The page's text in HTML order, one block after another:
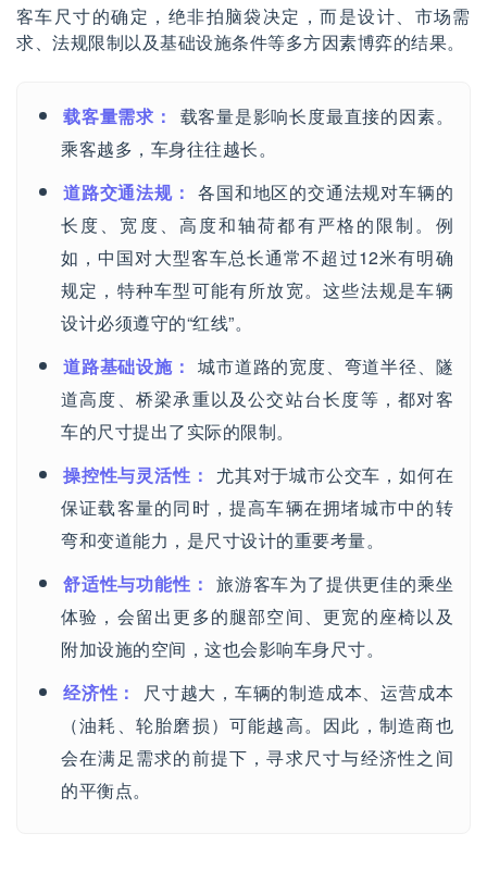
客车尺寸的确定，绝非拍脑袋决定，而是设计、市场需
求、法规限制以及基础设施条件等多方因素博弈的结果。
载客量需求：
载客量是影响长度最直接的因素。
乘客越多，车身往往越长。
道路交通法规： 各国和地区的交通法规对车辆的
长度、宽度、高度和轴荷都有严格的限制。例
如，中国对大型客车总长通常不超过12米有明确
规定，特种车型可能有所放宽。这些法规是车辆
设计必须遵守的“红线”。
道路基础设施： 城市道路的宽度、弯道半径、隧
道高度、桥梁承重以及公交站台长度等，都对客
车的尺寸提出了实际的限制。
操控性与灵活性：
尤其对于城市公交车，如何在
保证载客量的同时，提高车辆在拥堵城市中的转
弯和变道能力，是尺寸设计的重要考量。
舒适性与功能性： 旅游客车为了提供更佳的乘坐
体验，会留出更多的腿部空间、更宽的座椅以及
附加设施的空间，这也会影响车身尺寸。
经济性：
尺寸越大，车辆的制造成本、运营成本
（油耗、轮胎磨损）可能越高。因此，制造商也
会在满足需求的前提下，寻求尺寸与经济性之间
的平衡点。